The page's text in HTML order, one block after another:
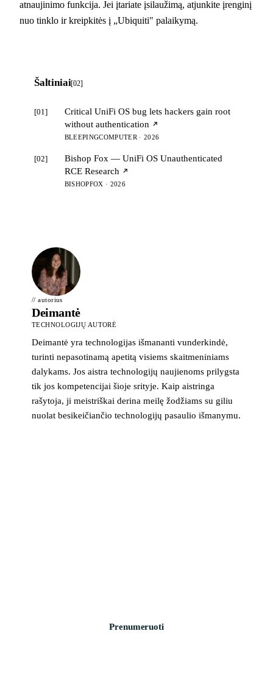
atnaujinimo funkcija. Jei įtariate įsilaužimą, atjunkite įrenginį
nuo tinklo ir kreipkitės į „Ubiquiti" palaikymą.
Šaltiniai[02]
[01]
Critical UniFi OS bug lets hackers gain root
without authentication
BLEEPINGCOMPUTER · 2026
[02]
Bishop Fox — UniFi OS Unauthenticated
RCE Research
BISHOPFOX · 2026
// autorius
Deimantė
TECHNOLOGIJŲ AUTORĖ
Deimantė yra technologijas išmananti vunderkindė,
turinti nepasotinamą apetitą visiems skaitmeniniams
dalykams. Jos aistra technologijų naujienoms prilygsta
tik jos kompetencijai šioje srityje. Kaip aistringa
rašytoja, ji meistriškai derina meilę žodžiams su giliu
nuolat besikeičiančio technologijų pasaulio išmanymu.
Prenumeruoti